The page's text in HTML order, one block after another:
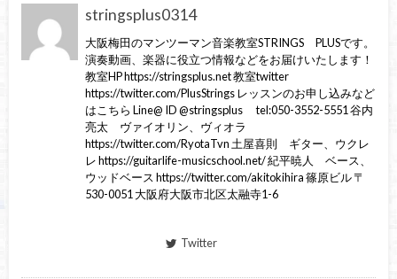
stringsplus0314
大阪梅田のマンツーマン音楽教室STRINGS PLUSです。
演奏動画、楽器に役立つ情報などをお届けいたします！
教室HP https://stringsplus.net 教室twitter
https://twitter.com/PlusStrings レッスンのお申し込みなど
はこちら Line@ ID @stringsplus tel:050-3552-5551 谷内
亮太 ヴァイオリン、ヴィオラ
https://twitter.com/RyotaTvn 土屋喜則 ギター、ウクレ
レ https://guitarlife-musicschool.net/ 紀平暁人 ベース、
ウッドベース https://twitter.com/akitokihira 篠原ビル 〒
530-0051 大阪府大阪市北区太融寺1-6
Twitter